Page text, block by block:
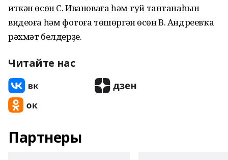
иткән өсөн С. Ивановаға һәм туй тантанаһын
видеоға һәм фотоға төшөргән өсөн В. Андреевҡа
рәхмәт белдерҙе.
Читайте нас
Партнеры